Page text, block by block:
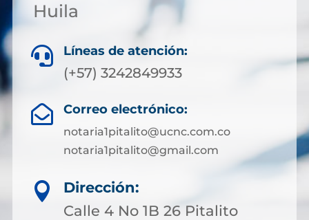
Huila
 Líneas de atención:
(+57) 3242849933
 Correo electrónico:
notaria1pitalito@ucnc.com.co
notaria1pitalito@gmail.com

Dirección:
Calle 4 No 1B 26 Pitalito